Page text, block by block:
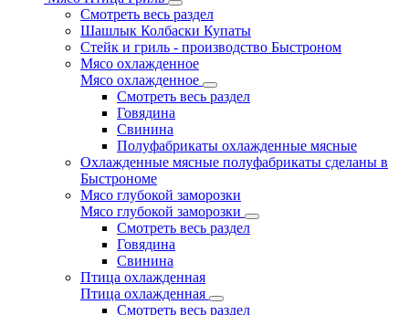
Смотреть весь раздел
Шашлык Колбаски Купаты
Стейк и гриль - производство Быстроном
Мясо охлажденное
Мясо охлажденное
Смотреть весь раздел
Говядина
Свинина
Полуфабрикаты охлажденные мясные
Охлажденные мясные полуфабрикаты сделаны в
Быстрономе
Мясо глубокой заморозки
Мясо глубокой заморозки
Смотреть весь раздел
Говядина
Свинина
Птица охлажденная
Птица охлажденная
Смотреть весь раздел